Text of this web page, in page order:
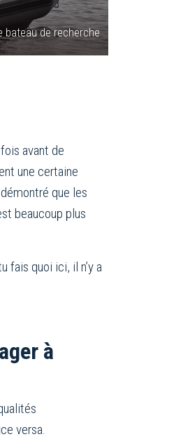
bateau de recherche
avant de
une certaine
que les
beaucoup plus
fais quoi ici, il n’y a
à
versa.